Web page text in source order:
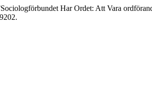
Har Ordet: Att Vara